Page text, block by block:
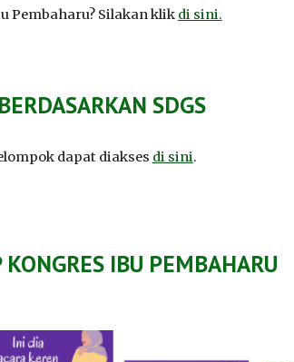
Pembaharu? Silakan klik di sini.
SDGS
dapat diakses di sini.
IBU PEMBAHARU